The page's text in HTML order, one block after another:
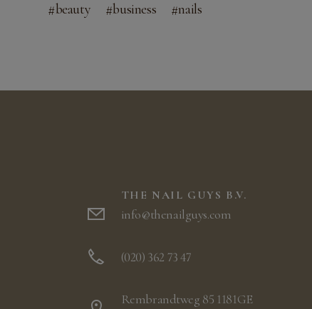
beauty business nails
THE NAIL GUYS B.V.
info@thenailguys.com
(020) 362 73 47
Rembrandtweg 85 1181GE